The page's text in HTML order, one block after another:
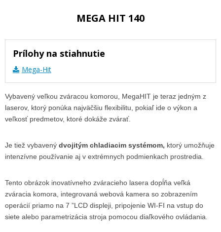
MEGA HIT 140
Prílohy na stiahnutie
Mega-Hit
Vybavený veľkou zváracou komorou, MegaHIT je teraz jedným z
laserov, ktorý ponúka najväčšiu flexibilitu, pokiaľ ide o výkon a
veľkosť predmetov, ktoré dokáže zvárať.
Je tiež vybavený dvojitým chladiacim systémom, ktorý umožňuje
intenzívne používanie aj v extrémnych podmienkach prostredia.
Tento obrázok inovatívneho zváracieho lasera dopĺňa veľká
zváracia komora, integrovaná webová kamera so zobrazením
operácií priamo na 7 ”LCD displeji, pripojenie WI-FI na vstup do
siete alebo parametrizácia stroja pomocou diaľkového ovládania.